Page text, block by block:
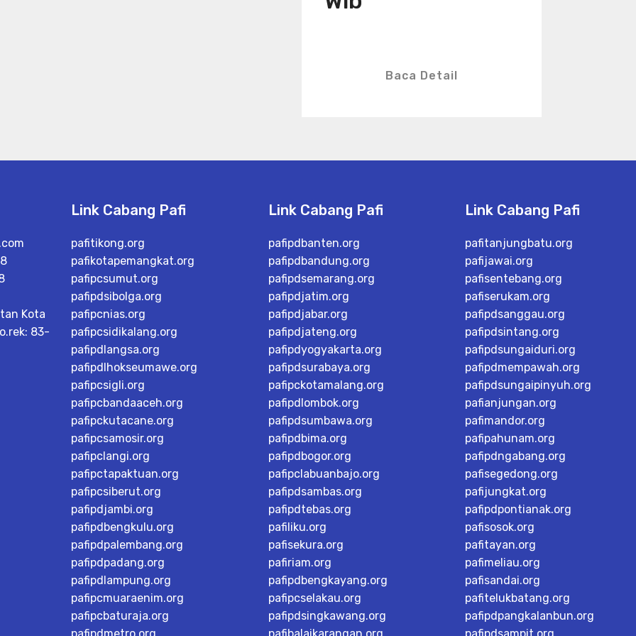
Baca Detail
Kota
83-
Link Cabang Pafi
pafitikong.org
pafikotapemangkat.org
pafipcsumut.org
pafipdsibolga.org
pafipcnias.org
pafipcsidikalang.org
pafipdlangsa.org
pafipdlhokseumawe.org
pafipcsigli.org
pafipcbandaaceh.org
pafipckutacane.org
pafipcsamosir.org
pafipclangi.org
pafipctapaktuan.org
pafipcsiberut.org
pafipdjambi.org
pafipdbengkulu.org
pafipdpalembang.org
pafipdpadang.org
pafipdlampung.org
pafipcmuaraenim.org
pafipcbaturaja.org
Link Cabang Pafi
pafipdbanten.org
pafipdbandung.org
pafipdsemarang.org
pafipdjatim.org
pafipdjabar.org
pafipdjateng.org
pafipdyogyakarta.org
pafipdsurabaya.org
pafipckotamalang.org
pafipdlombok.org
pafipdsumbawa.org
pafipdbima.org
pafipdbogor.org
pafipclabuanbajo.org
pafipdsambas.org
pafipdtebas.org
pafiliku.org
pafisekura.org
pafiriam.org
pafipdbengkayang.org
pafipcselakau.org
pafipdsingkawang.org
Link Cabang Pafi
pafitanjungbatu.org
pafijawai.org
pafisentebang.org
pafiserukam.org
pafipdsanggau.org
pafipdsintang.org
pafipdsungaiduri.org
pafipdmempawah.org
pafipdsungaipinyuh.org
pafianjungan.org
pafimandor.org
pafipahunam.org
pafipdngabang.org
pafisegedong.org
pafijungkat.org
pafipdpontianak.org
pafisosok.org
pafitayan.org
pafimeliau.org
pafisandai.org
pafitelukbatang.org
pafipdpangkalanbun.org